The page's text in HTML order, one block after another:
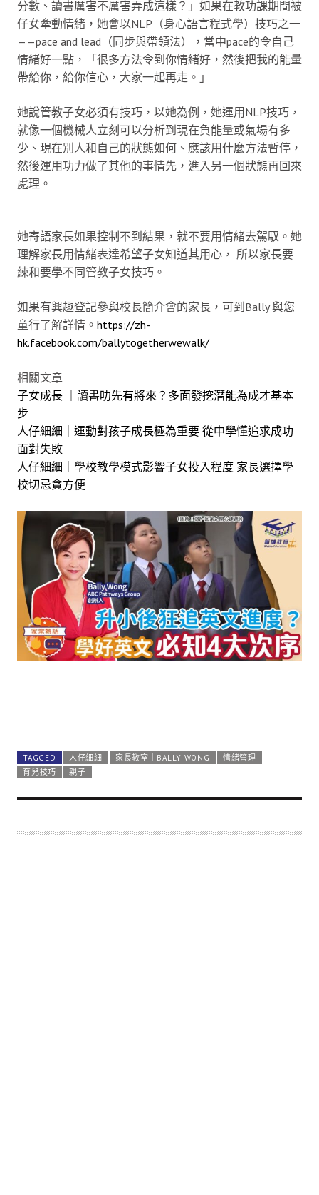
分數、讀書厲害不厲害弄成這樣？」如果在教功課期間被
仔女牽動情緒，她會以NLP（身心語言程式學）技巧之一
——pace and lead（同步與帶領法），當中pace的令自己
情緒好一點，「很多方法令到你情緒好，然後把我的能量
帶給你，給你信心，大家一起再走。」
她說管教子女必須有技巧，以她為例，她運用NLP技巧，
就像一個機械人立刻可以分析到現在負能量或氣場有多
少、現在別人和自己的狀態如何、應該用什麼方法暫停，
然後運用功力做了其他的事情先，進入另一個狀態再回來
處理。
她寄語家長如果控制不到結果，就不要用情緒去駕馭。她
理解家長用情緒表達希望子女知道其用心， 所以家長要
練和要學不同管教子女技巧。
如果有興趣登記參與校長簡介會的家長，可到Bally 與您
童行了解詳情。 https://zh-
hk.facebook.com/ballytogetherwewalk/
相關文章
子女成長 ｜讀書叻先有將來？多面發挖潛能為成才基本
步
人仔細細｜運動對孩子成長極為重要 從中學懂追求成功
面對失敗
人仔細細｜學校教學模式影響子女投入程度 家長選擇學
校切忌貪方便
TAGGED 人仔細細 家長教室｜BALLY WONG
情緒管理
育兒技巧
親子